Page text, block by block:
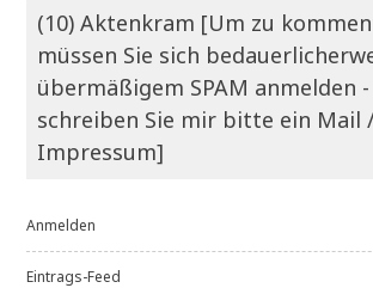
(10) Aktenkram [Um zu
müssen Sie sich
übermäßigem SPAM anmelden -
schreiben Sie mir bitte ein Mail
Impressum]
Anmelden
Eintrags-Feed